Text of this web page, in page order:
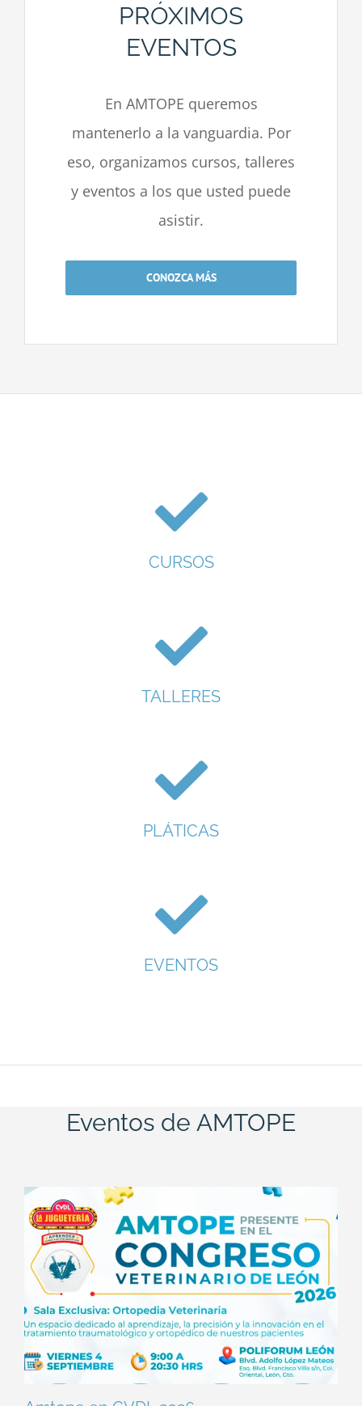
PRÓXIMOS
EVENTOS
En AMTOPE queremos
mantenerlo a la vanguardia. Por
eso, organizamos cursos, talleres
y eventos a los que usted puede
asistir.
CONOZCA MÁS
CURSOS
TALLERES
PLÁTICAS
EVENTOS
Eventos de AMTOPE